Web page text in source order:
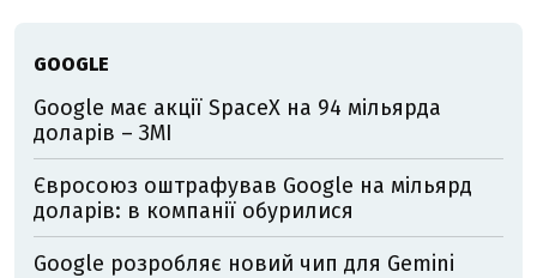
GOOGLE
Google має акції SpaceX на 94 мільярда
доларів – ЗМІ
Євросоюз оштрафував Google на мільярд
доларів: в компанії обурилися
Google розробляє новий чип для Gemini